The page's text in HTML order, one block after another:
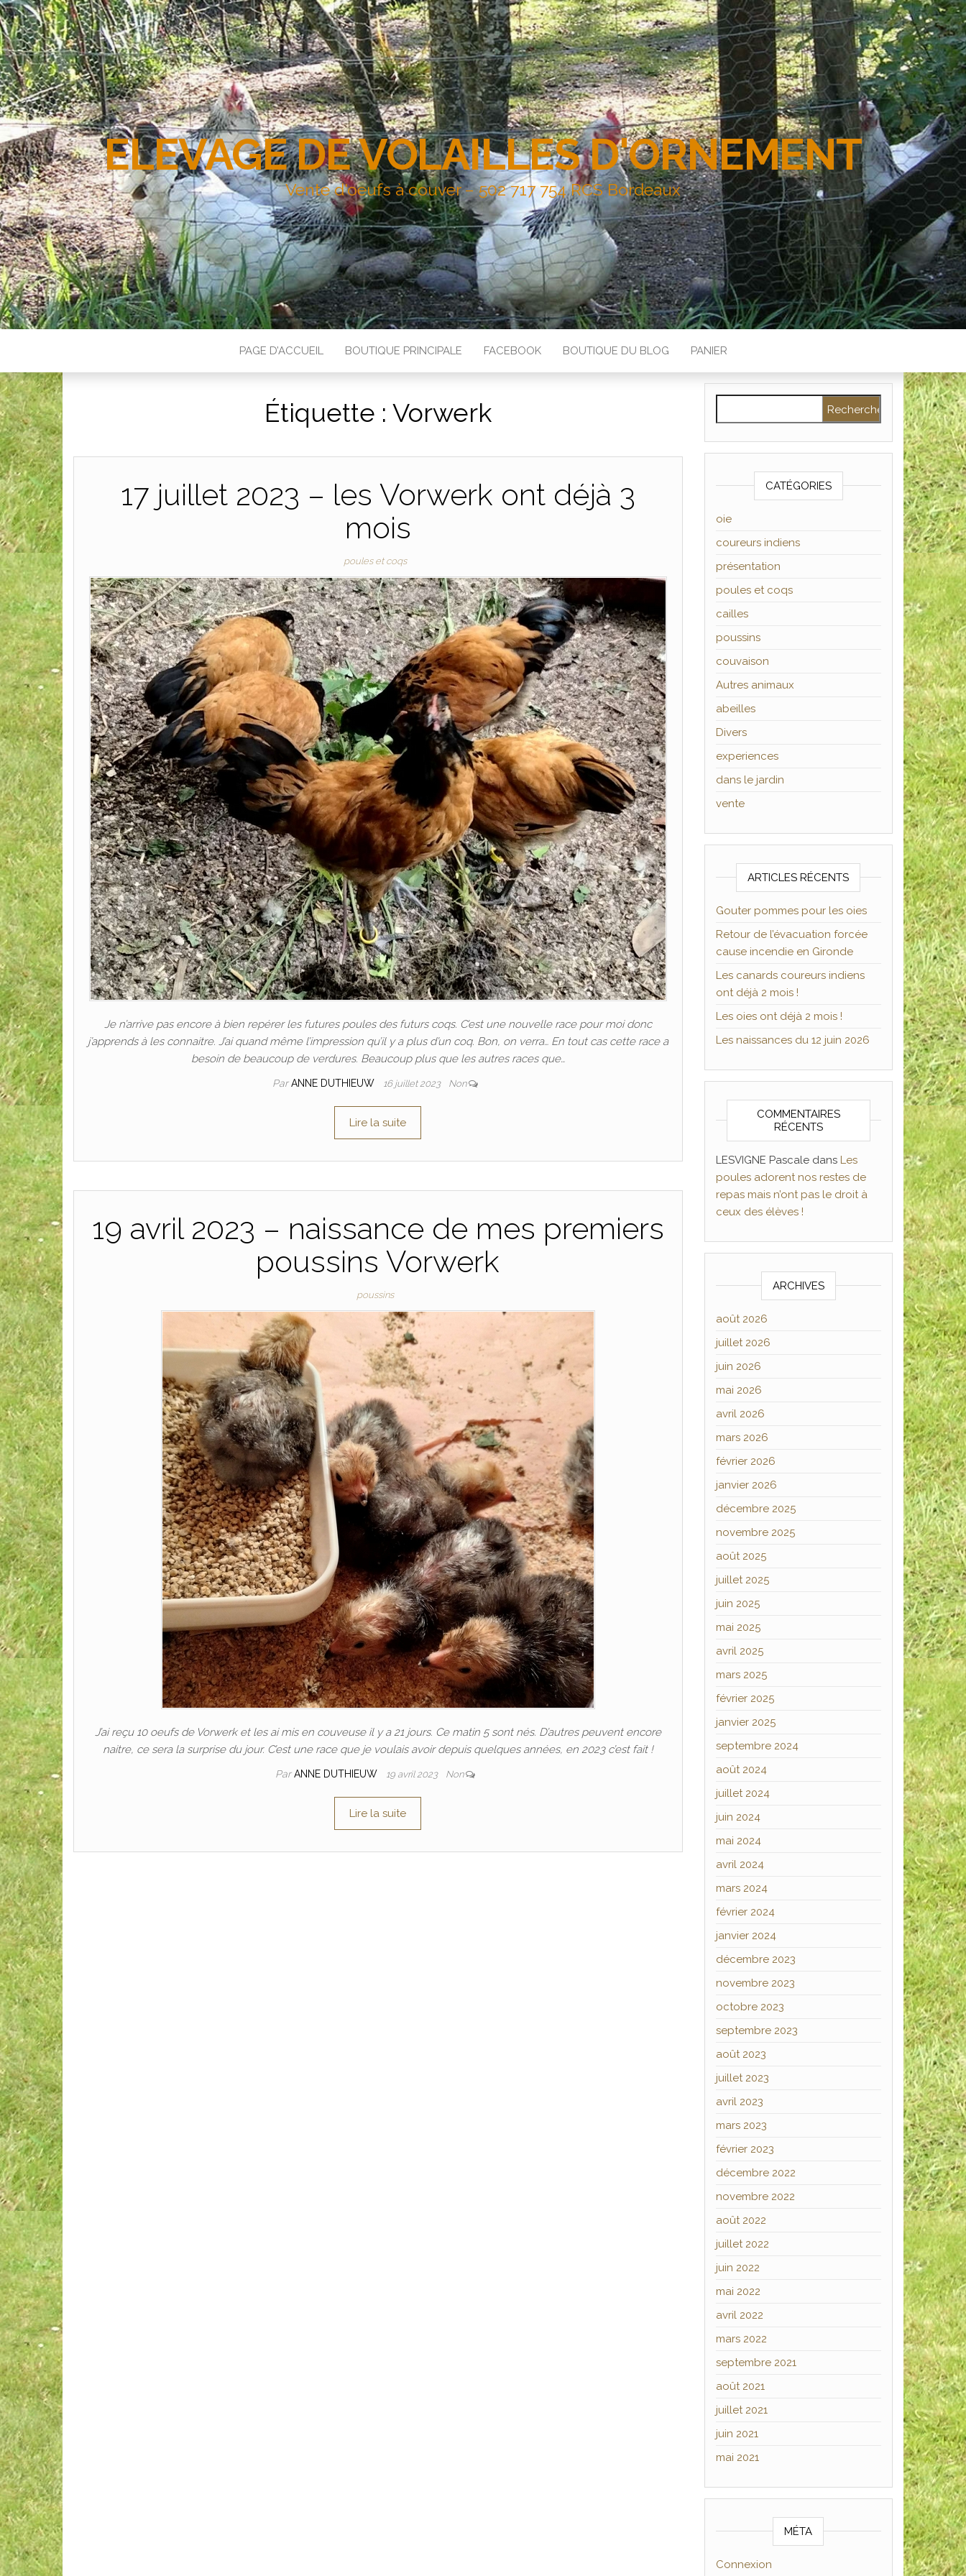
ELEVAGE DE VOLAILLES D'ORNEMENT
Vente d'oeufs à couver – 502 717 754 RCS Bordeaux
PAGE D’ACCUEIL BOUTIQUE PRINCIPALE FACEBOOK BOUTIQUE DU BLOG PANIER
Étiquette : Vorwerk
17 juillet 2023 – les Vorwerk ont déjà 3
mois
poules et coqs
Je n’arrive pas encore à bien repérer les futures poules des futurs coqs. C’est une nouvelle race pour moi donc
j’apprends à les connaitre. J’ai quand même l’impression qu’il y a plus d’un coq. Bon, on verra… En tout cas cette race a
besoin de beaucoup de verdures. Beaucoup plus que les autres races que…
ParANNE DUTHIEUW 16 juillet 2023 Non
Lire la suite
19 avril 2023 – naissance de mes premiers
poussins Vorwerk
poussins
J’ai reçu 10 oeufs de Vorwerk et les ai mis en couveuse il y a 21 jours. Ce matin 5 sont nés. D’autres peuvent encore
naitre, ce sera la surprise du jour. C’est une race que je voulais avoir depuis quelques années, en 2023 c’est fait !
ParANNE DUTHIEUW 19 avril 2023 Non
Lire la suite
CATÉGORIES
oie
coureurs indiens
présentation
poules et coqs
cailles
poussins
couvaison
Autres animaux
abeilles
Divers
experiences
dans le jardin
vente
ARTICLES RÉCENTS
Gouter pommes pour les oies
Retour de l’évacuation forcée
cause incendie en Gironde
Les canards coureurs indiens
ont déjà 2 mois !
Les oies ont déjà 2 mois !
Les naissances du 12 juin 2026
COMMENTAIRES
RÉCENTS
LESVIGNE Pascaledans Les
poules adorent nos restes de
repas mais n’ont pas le droit à
ceux des élèves !
ARCHIVES
août 2026
juillet 2026
juin 2026
mai 2026
avril 2026
mars 2026
février 2026
janvier 2026
décembre 2025
novembre 2025
août 2025
juillet 2025
juin 2025
mai 2025
avril 2025
mars 2025
février 2025
janvier 2025
septembre 2024
août 2024
juillet 2024
juin 2024
mai 2024
avril 2024
mars 2024
février 2024
janvier 2024
décembre 2023
novembre 2023
octobre 2023
septembre 2023
août 2023
juillet 2023
avril 2023
mars 2023
février 2023
décembre 2022
novembre 2022
août 2022
juillet 2022
juin 2022
mai 2022
avril 2022
mars 2022
septembre 2021
août 2021
juillet 2021
juin 2021
mai 2021
MÉTA
Connexion